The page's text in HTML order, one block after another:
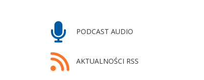
PODCAST AUDIO
AKTUALNOŚCI RSS